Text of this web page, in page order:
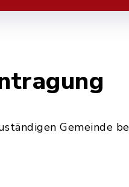
Gemeinde